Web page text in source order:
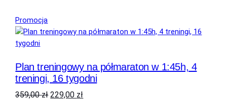
PromocjaProdukt
w
Plan treningowy na półmaraton w 1:45h, 4
treningi, 16 tygodni
359,00złPierwotna
229,00 złAktualna